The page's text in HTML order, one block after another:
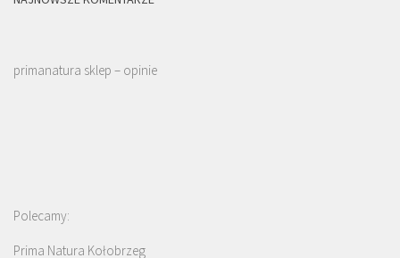
primanatura sklep – opinie
Polecamy:
Prima Natura Kołobrzeg